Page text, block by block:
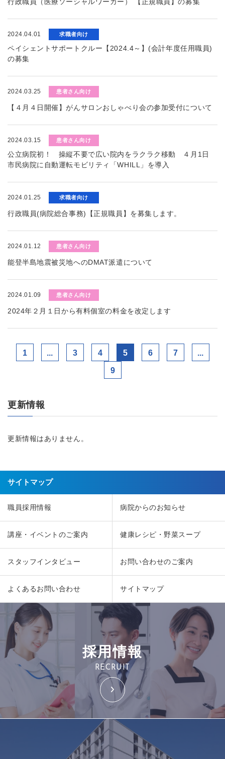
2024.04.01 求職者向け
ペイシェントサポートクルー【2024.4～】(会計年度任用職員)
の募集
2024.03.25 患者さん向け
【４月４日開催】がんサロンおしゃべり会の参加受付について
2024.03.15 患者さん向け
公立病院初！ 操縦不要で広い院内をラクラク移動 ４月1日
市民病院に自動運転モビリティ「WHILL」を導入
2024.01.25 求職者向け
行政職員(病院総合事務)【正規職員】を募集します。
2024.01.12 患者さん向け
能登半島地震被災地へのDMAT派遣について
2024.01.09 患者さん向け
2024年２月１日から有料個室の料金を改定します
1 ... 3 4 5 6 7 ...
9
更新情報
更新情報はありません。
サイトマップ
職員採用情報 病院からのお知らせ
講座・イベントのご案内 健康レシピ・野菜スープ
スタッフインタビュー お問い合わせのご案内
よくあるお問い合わせ サイトマップ
採用情報
RECRUIT